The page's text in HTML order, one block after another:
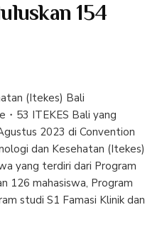
154
(Itekes) Bali
53 ITEKES Bali yang
2023 di Convention
dan Kesehatan (Itekes)
yang terdiri dari Program
126 mahasiswa, Program
studi S1 Famasi Klinik dan